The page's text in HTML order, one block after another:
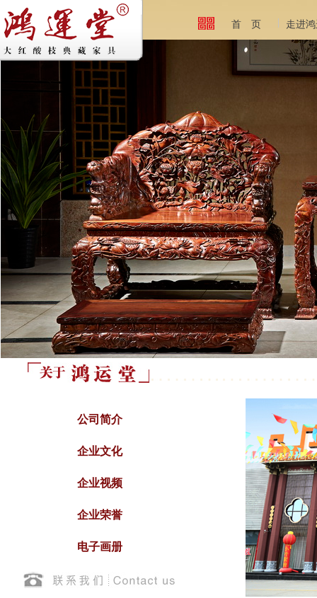
首 页 走进
公司简介
企业文化
企业视频
企业荣誉
电子画册